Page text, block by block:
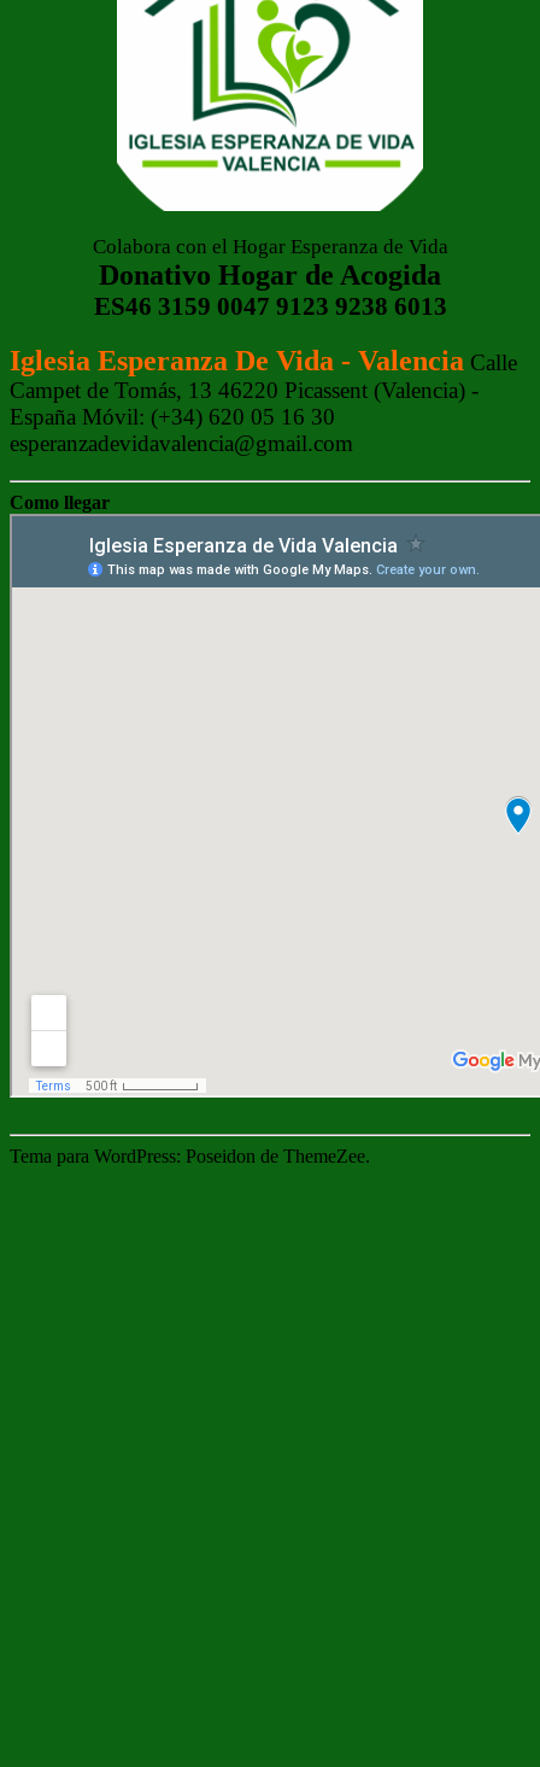
Colabora con el Hogar Esperanza de Vida
Donativo Hogar de Acogida
ES46 3159 0047 9123 9238 6013
Iglesia Esperanza De Vida - Valencia Calle
Campet de Tomás, 13 46220 Picassent (Valencia) -
España Móvil: (+34) 620 05 16 30
esperanzadevidavalencia@gmail.com
Como llegar
Tema para WordPress: Poseidon de ThemeZee.